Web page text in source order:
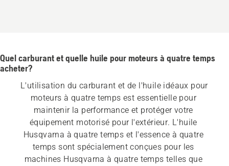
Quel carburant et quelle huile pour moteurs à quatre temps
acheter?
L'utilisation du carburant et de l'huile idéaux pour
moteurs à quatre temps est essentielle pour
maintenir la performance et protéger votre
équipement motorisé pour l'extérieur. L'huile
Husqvarna à quatre temps et l'essence à quatre
temps sont spécialement conçues pour les
machines Husqvarna à quatre temps telles que